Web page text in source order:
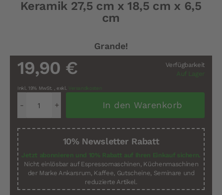
Bildergalerie
Keramik 27,5 cm x 18,5 cm x 6,5
cm
Grande!
Verfügbarkeit
Auf Lager
19,90 €
Inkl. 19% MwSt. , exkl. Versandkosten
In den Warenkorb
10% Newsletter Rabatt
Jetzt abonnieren und 10% Rabatt auf Ihren Einkauf sichern.
Nicht einlösbar auf Espressomaschinen, Küchenmaschinen
der Marke Ankarsrum, Kaffee, Gutscheine, Seminare und
reduzierte Artikel.